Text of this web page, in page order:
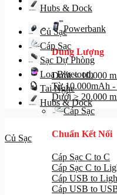
Powerbank
Dung Lượng
Dưới ≤ 10.000
Từ 10.000mAh
Dưới ≥ 20.000
Cáp Sạc
Chuẩn Kết Nối
Cáp Sạc C to C
Cáp Sạc C to
Cáp USB to
Cáp USB to
Hubs & Dock
Củ Sạc
Cáp Sạc
Sạc Dự Phòng
Loa Bluetooth
Tai Nghe
Hubs & Dock
Củ Sạc